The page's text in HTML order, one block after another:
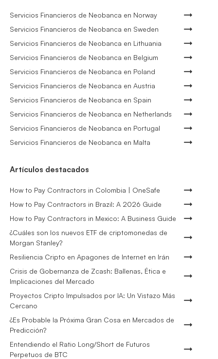
Servicios Financieros de Neobanca en Norway
Servicios Financieros de Neobanca en Sweden
Servicios Financieros de Neobanca en Lithuania
Servicios Financieros de Neobanca en Belgium
Servicios Financieros de Neobanca en Poland
Servicios Financieros de Neobanca en Austria
Servicios Financieros de Neobanca en Spain
Servicios Financieros de Neobanca en Netherlands
Servicios Financieros de Neobanca en Portugal
Servicios Financieros de Neobanca en Malta
Artículos destacados
How to Pay Contractors in Colombia | OneSafe
How to Pay Contractors in Brazil: A 2026 Guide
How to Pay Contractors in Mexico: A Business Guide
¿Cuáles son los nuevos ETF de criptomonedas de
Morgan Stanley?
Resiliencia Cripto en Apagones de Internet en Irán
Crisis de Gobernanza de Zcash: Ballenas, Ética e
Implicaciones del Mercado
Proyectos Cripto Impulsados por IA: Un Vistazo Más
Cercano
¿Es Probable la Próxima Gran Cosa en Mercados de
Predicción?
Entendiendo el Ratio Long/Short de Futuros
Perpetuos de BTC